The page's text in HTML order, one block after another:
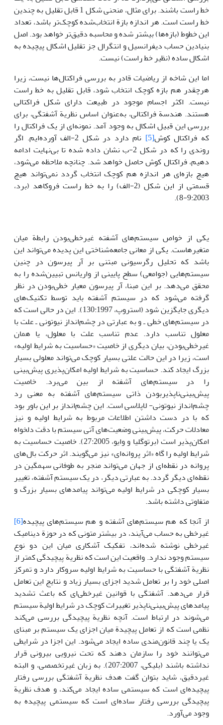
خط راست باشند. برای مثال، منحنی شکل 1 قابل تقلیل به چندین
خط راست است. هر اندازه بازة انتخاب‌شده کوچک‌تر باشد، تعداد
این خطوط (بازه‌ها) بیشتر شده و محاسبه دقیق‌تر خواهد بود. اصل
بنیادین حساب دیفرانسیل و انتگرال جز تقلیل اشکال پیچیده به
اشکال ساده (نظیر خط راست) نیست.
اما این شاخه از ریاضیات قادر به بررسی فراکتال‌ها نیست، زیرا
هرچقدر هم بازه کوچک انتخاب شود، قابل تقلیل به خط راست
نیست. اکثر اجسام موجود در طبیعت دارای شکل فراکتالی
هستند. هندسة فراکتالی، به‌عنوان اساس نظریة آشفتگی، برای
بررسی این قبیل اشکال به وجود آمد. نمونه‌ای از یک فراکتال را
که فراکتال کوش[5]
نام دارد در شکل 2-الف آورده‌ایم. اگر
روندی را که در شکل 2-ب نشان داده شده تا بی‌نهایت ادامه
دهیم، فراکتال کوش حاصل خواهد شد. چنانچه ملاحظه می‌شود،
هیچ بازه‌ای هر اندازه هم کوچک انتخاب گردد نمی‌تواند هیچ
قسمتی از این شکل (2-الف) را به خط راست فروکاهد (برد،
9:2003-8).
یکی از خواص سیستم‌های آَشفته غیرخطی‌بودن رابطة میان
متغیرهاست. یکی از معانی جامعه‌شناختی این پدیده می‌تواند این
باشد که تحلیل رگرسیونی مبتنی بر آر پیرسون در چنین
سیستم‌هایی (جوامعی) سطح پایینی از واریانس تبیین‌شده را به
محقق می‌دهد. بر این مبنا، آر پیرسون معیار خطی‌بودن در نظر
گرفته می‌شود که در سیستم آشفته باید توسط تکنیک‌های
دیگری جایگزین شود (استروپ، 130:1997). این در حالی است که
در سیستم‌های خطی ـ و به عبارتی در چشم‌انداز نیوتونی ـ علت با
معلول تناسب دارد. عدم تناسب علت با معلول، یا همان
غیرخطی‌بودن، بیان دیگری از خاصیت «حساسیت به شرایط اولیه»
است، زیرا در این حالت علتی بسیار کوچک می‌تواند معلولی بسیار
بزرگ ایجاد کند. حساسیت به شرایط اولیه امکان‌پذیری پیش‌بینی
را در سیستم‌های آشفته از بین می‌برد. خاصیت
پیش‌بینی‌ناپذیر‌بودن ذاتی سیستم‌های آشفته به معنی رد
چشم‌انداز نیوتونی- لاپلاسی است. این چشم‌انداز بر این باور بود
که با در دست داشتن اطلاعات مربوط به شرایط اولیه و نیز
معادلات حرکت، پیش‌بینی وضعیت‌های آتی سیستم با دقت دلخواه
امکان‌پذیر است (برتوگلیا و وایو، 27:2005). خاصیت حساسیت به
شرایط اولیه را گاه «اثر پروانه‌ای» نیز می‌گویند. اثر حرکت بال‌های
پروانه در نقطه‌ای از جهان می‌تواند منجر به طوفانی سهمگین در
نقطه‌ای دیگر گردد. به عبارتی دیگر، در یک سیستم آشفته، تغییر
بسیار کوچکی در شرایط اولیه می‌تواند پیامدهای بسیار بزرگ و
متفاوتی داشته باشد.
از آنجا که هم سیستم‌های آشفته و هم سیستم‌های پیچیده[6]
غیرخطی به حساب می‌آیند، در بیشتر متونی که در حوزة دینامیک
غیرخطی نوشته شده‌اند، تفکیک آشکاری میان این دو نوع
سیستم وجود ندارد. واقعیت این است که نظریة پیچیدگی کمتر از
نظریة آشفتگی با حساسیت به شرایط اولیه سروکار دارد و تمرکز
اصلی خود را بر تعامل شدید اجزای بسیار زیاد و نتایج این تعامل
قرار می‌دهد. آشفتگی با قوانین غیرخطی‌ای که باعث تشدید
پیامدهای پیش‌بینی‌ناپذیر تغییرات کوچک در شرایط اولیة سیستم
می‌شوند در ارتباط است. آنچه نظریة پیچیدگی بررسی می‌کند
نظمی است که از تعامل پیچیدة میان اجزای یک سیستم بر مبنای
یک یا چند قانون‌مندی ساده ایجاد می‌شود. این اجزا در شرایطی
می‌توانند خود را سازمان دهند که تحت نیرویی بیرونی قرار
نداشته باشند (بلیکی، 207:2007). به زبان غیرتخصصی، و البته
غیردقیق، شاید بتوان گفت هدف نظریة آشفتگی بررسی رفتار
پیچیده‌ای است که سیستمی ساده ایجاد می‌کند، و هدف نظریة
پیچیدگی بررسی رفتار ساده‌ای است که سیستمی پیچیده به
وجود می‌آورد.